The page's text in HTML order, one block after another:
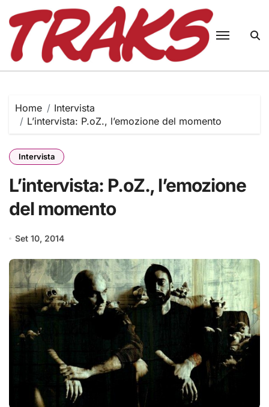
content
Home
Intervista
L’intervista: P.oZ., l’emozione del momento
Intervista
L’intervista: P.oZ., l’emozione
del momento
Set 10, 2014